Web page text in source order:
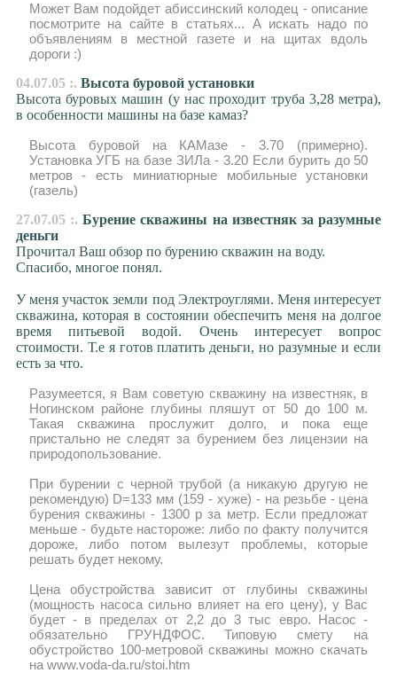
Может Вам подойдет абиссинский колодец - описание
посмотрите на сайте в статьях... А искать надо по
объявлениям в местной газете и на щитах вдоль
дороги :)
04.07.05 :. Высота буровой установки
Высота буровых машин (у нас проходит труба 3,28 метра),
в особенности машины на базе камаз?
Высота буровой на КАМазе - 3.70 (примерно).
Установка УГБ на базе ЗИЛа - 3.20 Если бурить до 50
метров - есть миниатюрные мобильные установки
(газель)
27.07.05 :. Бурение скважины на известняк за разумные
деньги
Прочитал Ваш обзор по бурению скважин на воду.
Спасибо, многое понял.
У меня участок земли под Электроуглями. Меня интересует
скважина, которая в состоянии обеспечить меня на долгое
время питьевой водой. Очень интересует вопрос
стоимости. Т.е я готов платить деньги, но разумные и если
есть за что.
Разумеется, я Вам советую скважину на известняк, в
Ногинском районе глубины пляшут от 50 до 100 м.
Такая скважина прослужит долго, и пока еще
пристально не следят за бурением без лицензии на
природопользование.
При бурении с черной трубой (а никакую другую не
рекомендую) D=133 мм (159 - хуже) - на резьбе - цена
бурения скважины - 1300 р за метр. Если предложат
меньше - будьте настороже: либо по факту получится
дороже, либо потом вылезут проблемы, которые
решать будет некому.
Цена обустройства зависит от глубины скважины
(мощность насоса сильно влияет на его цену), у Вас
будет - в пределах от 2,2 до 3 тыс евро. Насос -
обязательно ГРУНДФОС. Типовую смету на
обустройство 100-метровой скважины можно скачать
на www.voda-da.ru/stoi.htm